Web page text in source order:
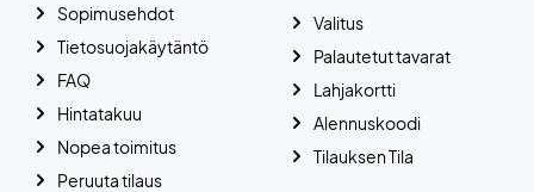
Sopimusehdot
Tietosuojakäytäntö
FAQ
Hintatakuu
Nopea toimitus
Peruuta tilaus
Valitus
Palautetut tavarat
Lahjakortti
Alennuskoodi
Tilauksen Tila